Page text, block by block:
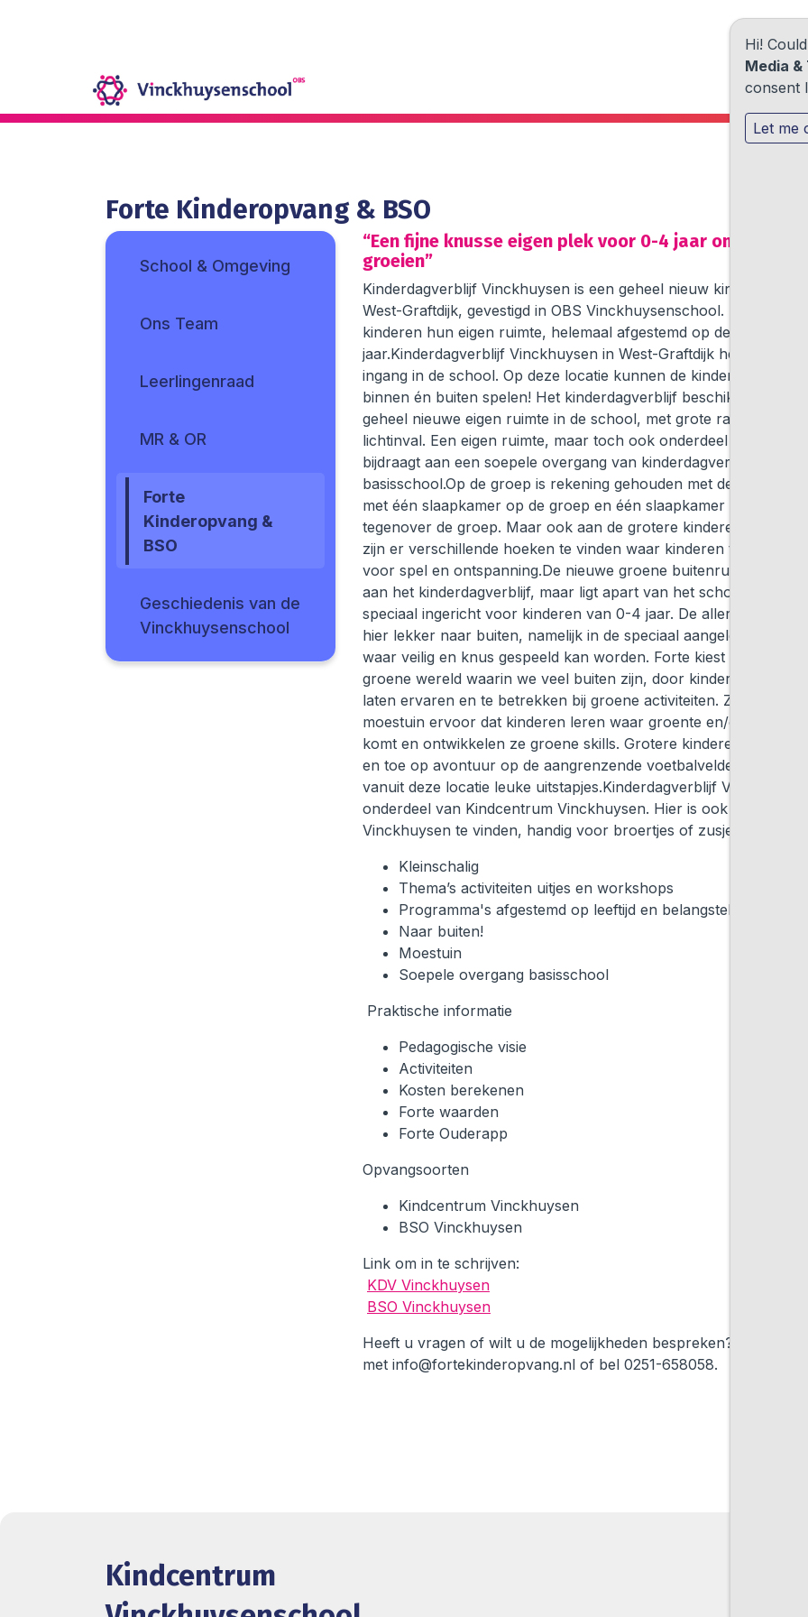
Onze activiteiten
Forte Kinderopvang & BSO
School & Omgeving
Ons Team
Leerlingenraad
MR & OR
Forte
Kinderopvang &
BSO
Geschiedenis van de
Vinckhuysenschool
“Een fijne knusse eigen plek voor 0-4 jaar om te
groeien”
Kinderdagverblijf Vinckhuysen is een geheel nieuw
West-Graftdijk, gevestigd in OBS Vinckhuysenschool. Hier
kinderen hun eigen ruimte, helemaal afgestemd op de leeftijd van
jaar.Kinderdagverblijf Vinckhuysen in West-Graftdijk heeft een
ingang in de school. Op deze locatie kunnen de kinderen heerlijk
binnen én buiten spelen! Het kinderdagverblijf beschikt over een
geheel nieuwe eigen ruimte in de school, met grote ramen en veel
lichtinval. Een eigen ruimte, maar toch ook onderdeel van school.
bijdraagt aan een soepele overgang van kinderdagverblijf naar
basisschool.Op de groep is rekening gehouden met de
met één slaapkamer op de groep en één slaapkamer in de ruimte
tegenover de groep. Maar ook aan de grotere kinderen is
zijn er verschillende hoeken te vinden waar kinderen terecht
voor spel en ontspanning.De nieuwe groene buitenruimte grenst
aan het kinderdagverblijf, maar ligt apart van het schoolplein en is
speciaal ingericht voor kinderen van 0-4 jaar. De allerkleinsten
hier lekker naar buiten, namelijk in de speciaal aangelegde
waar veilig en knus gespeeld kan worden. Forte kiest bewust
groene wereld waarin we veel buiten zijn, door kinderen de
laten ervaren en te betrekken bij groene activiteiten. Zo zorgt de
moestuin ervoor dat kinderen leren waar groente en/of fruit
komt en ontwikkelen ze groene skills. Grotere kinderen kunnen
en toe op avontuur op de aangrenzende voetbalvelden en
vanuit deze locatie leuke uitstapjes.Kinderdagverblijf Vinckuysen is
onderdeel van Kindcentrum Vinckhuysen. Hier is ook BSO
Vinckhuysen te vinden, handig voor broertjes of zusjes!
Kleinschalig
Thema’s activiteiten uitjes en workshops
Programma's afgestemd op leeftijd en belangstelling
Naar buiten!
Moestuin
Soepele overgang basisschool
Praktische informatie
Pedagogische visie
Activiteiten
Kosten berekenen
Forte waarden
Forte Ouderapp
Opvangsoorten
Kindcentrum Vinckhuysen
BSO Vinckhuysen
Link om in te schrijven:
KDV Vinckhuysen
BSO Vinckhuysen
Heeft u vragen of wilt u de mogelijkheden bespreken? Mail
met info@fortekinderopvang.nl of bel 0251-658058.
Kindcentrum
Hi!
Media
consent
Let me